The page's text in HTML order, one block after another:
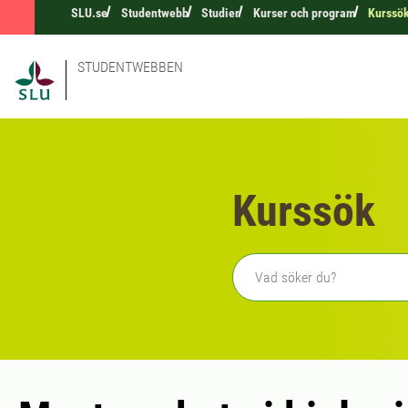
SLU.se Studentwebb Studier Kurser och program
STUDENTWEBBEN
Kurssök
Fritext sökning